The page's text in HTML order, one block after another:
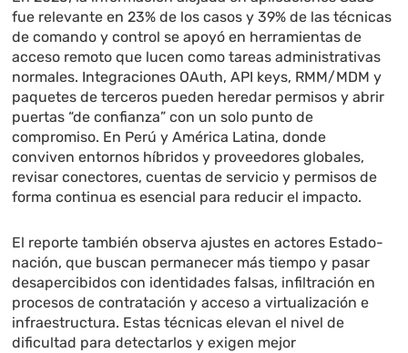
fue relevante en 23% de los casos y 39% de las técnicas
de comando y control se apoyó en herramientas de
acceso remoto que lucen como tareas administrativas
normales. Integraciones OAuth, API keys, RMM/MDM y
paquetes de terceros pueden heredar permisos y abrir
puertas “de confianza” con un solo punto de
compromiso. En Perú y América Latina, donde
conviven entornos híbridos y proveedores globales,
revisar conectores, cuentas de servicio y permisos de
forma continua es esencial para reducir el impacto.
El reporte también observa ajustes en actores Estado-
nación, que buscan permanecer más tiempo y pasar
desapercibidos con identidades falsas, infiltración en
procesos de contratación y acceso a virtualización e
infraestructura. Estas técnicas elevan el nivel de
dificultad para detectarlos y exigen mejor